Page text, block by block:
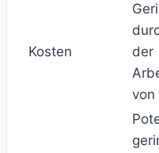
Kosten
der
von